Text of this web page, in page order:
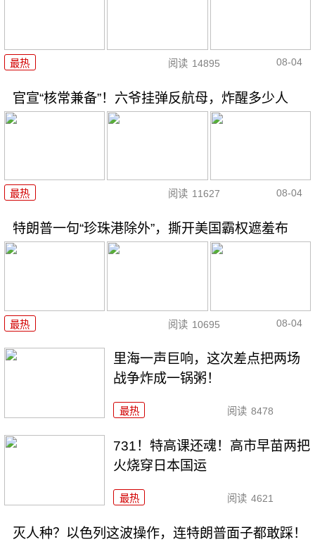
最热 阅读 14895 08-04
官宣“核常兼备”！六爷挂弹反航母，炸醒多少人
最热 阅读 11627 08-04
特朗普一句“珍珠港除外”，撕开美国霸权遮羞布
最热 阅读 10695 08-04
里海一声巨响，这次差点把两场
战争炸成一锅粥！
最热 阅读 8478
731！特高课还魂！高市早苗两把
火烧穿日本国运
最热 阅读 4621
灭人种？以色列这波操作，连特朗普面子都敢踩！